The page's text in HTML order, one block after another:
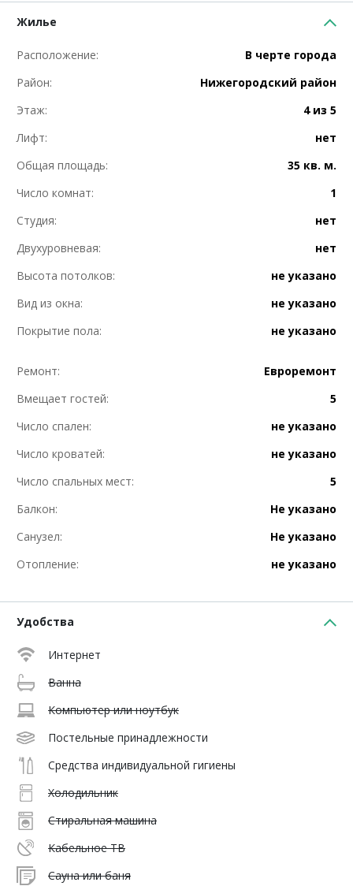
Жилье
Расположение:
В черте города
Район:
Нижегородский район
Этаж:
4 из 5
Лифт:
нет
Общая площадь:
35 кв. м.
Число комнат:
1
Студия:
нет
Двухуровневая:
нет
Высота потолков:
не указано
Вид из окна:
не указано
Покрытие пола:
не указано
Ремонт:
Евроремонт
Вмещает гостей:
5
Число спален:
не указано
Число кроватей:
не указано
Число спальных мест:
5
Балкон:
Не указано
Санузел:
Не указано
Отопление:
не указано
Удобства
Интернет
Ванна
Компьютер или ноутбук
Постельные принадлежности
Средства индивидуальной гигиены
Холодильник
Стиральная машина
Кабельное ТВ
Сауна или баня